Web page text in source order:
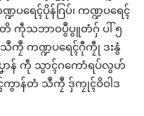
ပရေၚ်ပိုန်ဂြပ်၊ ကဏ္ဍပရေၚ်
တိ ကဵုသဘာဝပွဳပွူတံဂှ် ပါ် ၅
ကဏ္ဍပရေၚ်ဂီုကၠီု ဒးနွံ
ာန် ကဵု သွာၚ်ဂကောံရပ်လွဟ်
ၚ်ကွာန်တံ သဳကၠဳ ဒှ်ကၠုၚ်ဝိဝါဒ